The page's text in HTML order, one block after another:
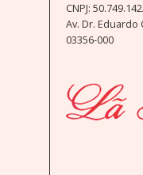
CNPJ:
Av. Dr. Eduardo
03356-000